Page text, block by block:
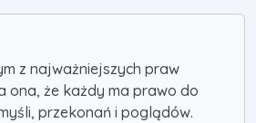
z najważniejszych praw
ona, że każdy ma prawo do
przekonań i poglądów.